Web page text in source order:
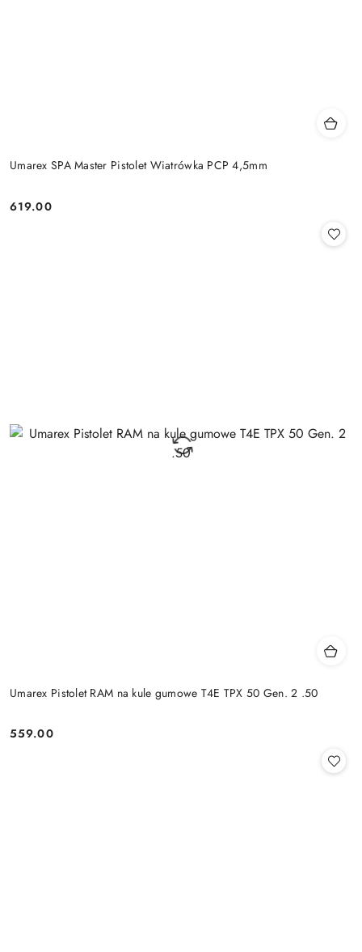
Umarex SPA Master Pistolet Wiatrówka PCP 4,5mm
Cena:
619.00
Umarex Pistolet RAM na kule gumowe T4E TPX 50 Gen. 2 .50
Cena:
559.00